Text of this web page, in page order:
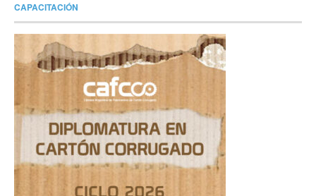
CAPACITACIÓN